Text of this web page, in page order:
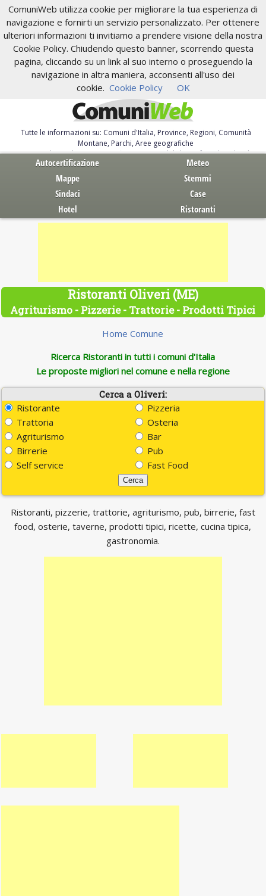
ComuniWeb utilizza cookie per migliorare la tua esperienza di
navigazione e fornirti un servizio personalizzato. Per ottenere
ulteriori informazioni ti invitiamo a prendere visione della nostra
Cookie Policy. Chiudendo questo banner, scorrendo questa
pagina, cliccando su un link al suo interno o proseguendo la
navigazione in altra maniera, acconsenti all'uso dei
cookie. Cookie Policy OK
Tutte le informazioni su: Comuni d'Italia, Province, Regioni, Comunità
Montane, Parchi, Aree geografiche
Servizi al Cittadino. Autocertificazione, moduli, leggi, free download
Autocertificazione
Meteo
Mappe
Stemmi
Sindaci
Case
Hotel
Ristoranti
Ristoranti Oliveri (ME)
Agriturismo - Pizzerie - Trattorie - Prodotti Tipici
Home Comune
Ricerca Ristoranti in tutti i comuni d'Italia
Le proposte migliori nel comune e nella regione
Cerca a Oliveri:
Ristorante
Pizzeria
Trattoria
Osteria
Agriturismo
Bar
Birrerie
Pub
Self service
Fast Food
Ristoranti, pizzerie, trattorie, agriturismo, pub, birrerie, fast
food, osterie, taverne, prodotti tipici, ricette, cucina tipica,
gastronomia.